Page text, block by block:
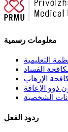
معلومات رسمية
التعليمية
الفساد
الإرهاب
ذوو الإعاقة
الشخصية
ردود الفعل